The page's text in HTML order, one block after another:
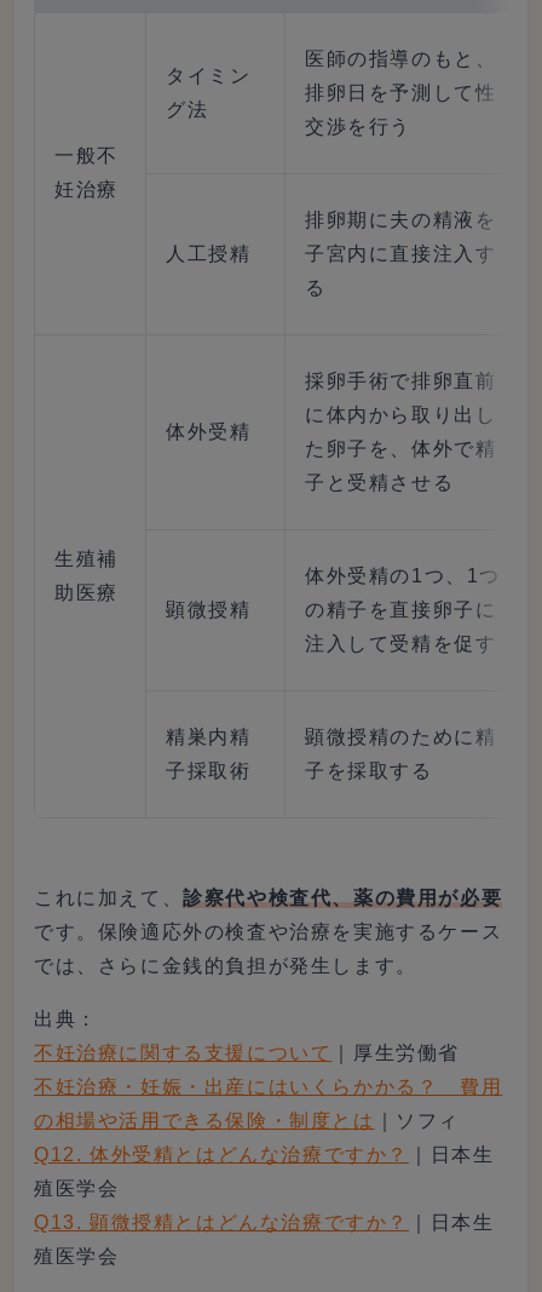
一般不
妊治療
タイミン
グ法
医師の指導のもと、
排卵日を予測して性
交渉を行う
人工授精
排卵期に夫の精液を
子宮内に直接注入す
る
生殖補
助医療
体外受精
採卵手術で排卵直前
に体内から取り出し
た卵子を、体外で精
子と受精させる
顕微授精
体外受精の1つ、1つ
の精子を直接卵子に
注入して受精を促す
精巣内精
子採取術
顕微授精のために精
子を採取する
これに加えて、診察代や検査代、薬の費用が必要
です。保険適応外の検査や治療を実施するケース
では、さらに金銭的負担が発生します。
出典：
不妊治療に関する支援について
｜厚生労働省
不妊治療・妊娠・出産にはいくらかかる？ 費用
の相場や活用できる保険・制度とは
｜ソフィ
Q12. 体外受精とはどんな治療ですか？
｜日本生
殖医学会
Q13. 顕微授精とはどんな治療ですか？
｜日本生
殖医学会